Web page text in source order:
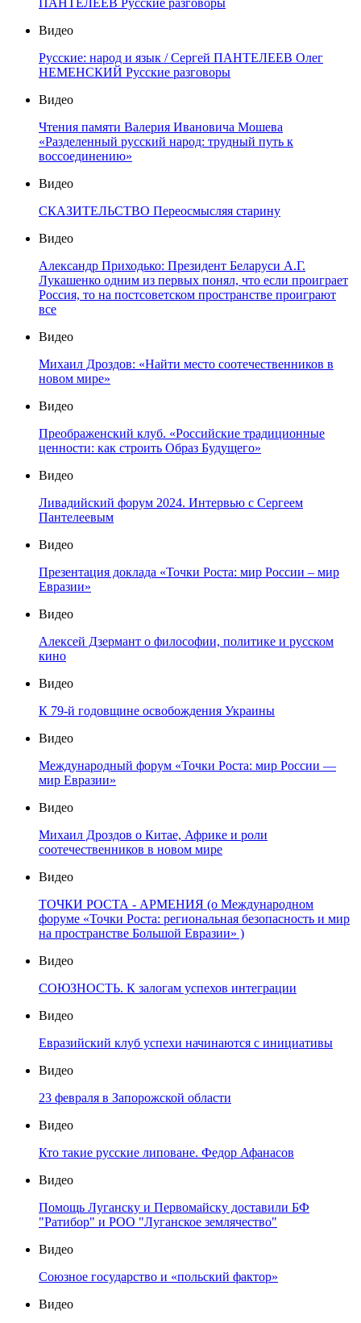
ПАНТЕЛЕЕВ Русские разговоры
Видео
Русские: народ и язык / Сергей ПАНТЕЛЕЕВ Олег
НЕМЕНСКИЙ Русские разговоры
Видео
Чтения памяти Валерия Ивановича Мошева
«Разделенный русский народ: трудный путь к
воссоединению»
Видео
СКАЗИТЕЛЬСТВО Переосмысляя старину
Видео
Александр Приходько: Президент Беларуси А.Г.
Лукашенко одним из первых понял, что если проиграет
Россия, то на постсоветском пространстве проиграют
все
Видео
Михаил Дроздов: «Найти место соотечественников в
новом мире»
Видео
Преображенский клуб. «Российские традиционные
ценности: как строить Образ Будущего»
Видео
Ливадийский форум 2024. Интервью с Сергеем
Пантелеевым
Видео
Презентация доклада «Точки Роста: мир России – мир
Евразии»
Видео
Алексей Дзермант о философии, политике и русском
кино
Видео
К 79-й годовщине освобождения Украины
Видео
Международный форум «Точки Роста: мир России —
мир Евразии»
Видео
Михаил Дроздов о Китае, Африке и роли
соотечественников в новом мире
Видео
ТОЧКИ РОСТА - АРМЕНИЯ (о Международном
форуме «Точки Роста: региональная безопасность и мир
на пространстве Большой Евразии» )
Видео
СОЮЗНОСТЬ. К залогам успехов интеграции
Видео
Евразийский клуб успехи начинаются с инициативы
Видео
23 февраля в Запорожской области
Видео
Кто такие русские липоване. Федор Афанасов
Видео
Помощь Луганску и Первомайску доставили БФ
"Ратибор" и РОО "Луганское землячество"
Видео
Союзное государство и «польский фактор»
Видео